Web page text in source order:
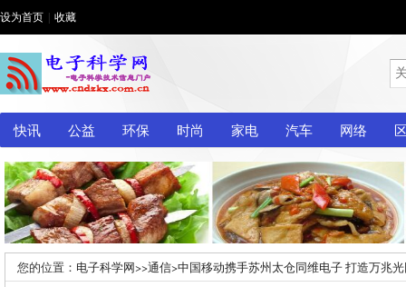
设为首页 收藏
快讯 公益 环保 时尚 家电 汽车 网络
您的位置： 电子科学网>>通信>中国移动携手苏州太仓同维电子 打造万兆